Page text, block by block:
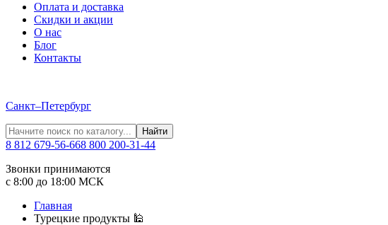
Оплата и доставка
Скидки и акции
О нас
Блог
Контакты
Санкт–Петербург
Найти
8 812 679-56-668 800 200-31-44
Звонки принимаются
с 8:00 до 18:00 МСК
Главная
Турецкие продукты 🕌